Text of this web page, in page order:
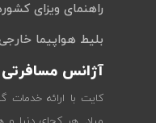
راهنمای ویزای
بلیط هواپیما
آژانس
کایت با ارائه خدمات